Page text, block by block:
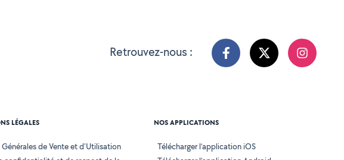
Retrouvez-nous :
LÉGALES
de Vente et d'Utilisation
NOS APPLICATIONS
Télécharger l’application iOS